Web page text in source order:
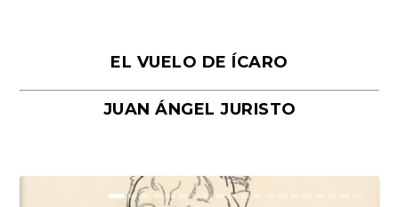
EL VUELO DE ÍCARO
JUAN ÁNGEL JURISTO